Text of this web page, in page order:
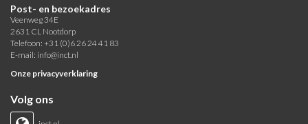
Post- en bezoekadres
Veenweg 34E
2631 CL Nootdorp
Telefoon: +31 (0)6 26 24 41 83
E-mail: info@inct.nl
Onze privacyverklaring
Volg ons